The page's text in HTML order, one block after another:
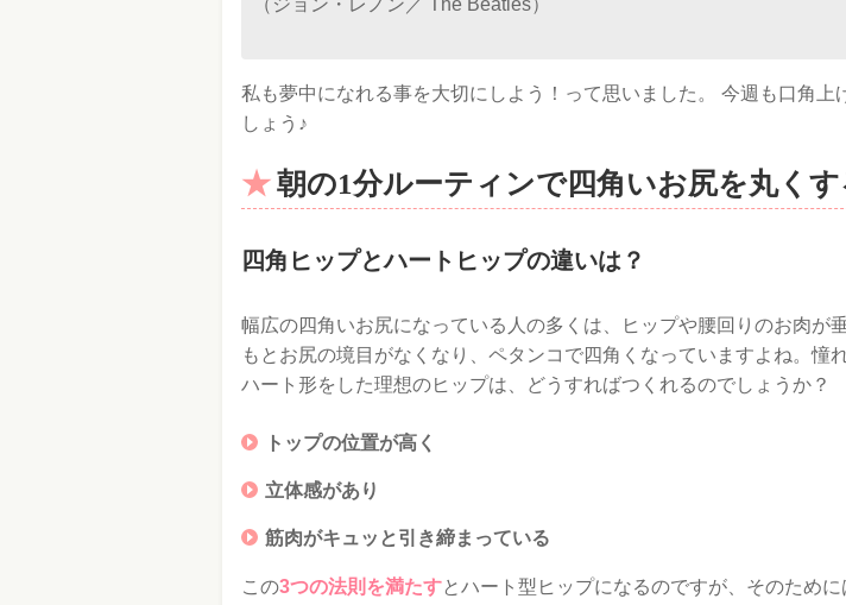
（ジョン・レノン／ The Beatles）
私も夢中になれる事を大切にしよう！って思いました。 今週も口角上
しょう♪
朝の1分ルーティンで四角いお尻を丸く
四角ヒップとハートヒップの違いは？
幅広の四角いお尻になっている人の多くは、ヒップや腰回りのお肉が
もとお尻の境目がなくなり、ペタンコで四角くなっていますよね。憧
ハート形をした理想のヒップは、どうすればつくれるのでしょうか？
トップの位置が高く
立体感があり
筋肉がキュッと引き締まっている
この3つの法則を満たすとハート型ヒップになるのですが、そのために